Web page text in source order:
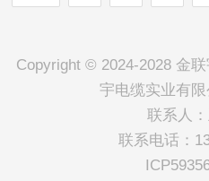
Copyright © 2024-2028 金
宇电缆实业有
联系人
联系电话：